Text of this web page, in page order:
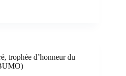
trophée d’honneur du